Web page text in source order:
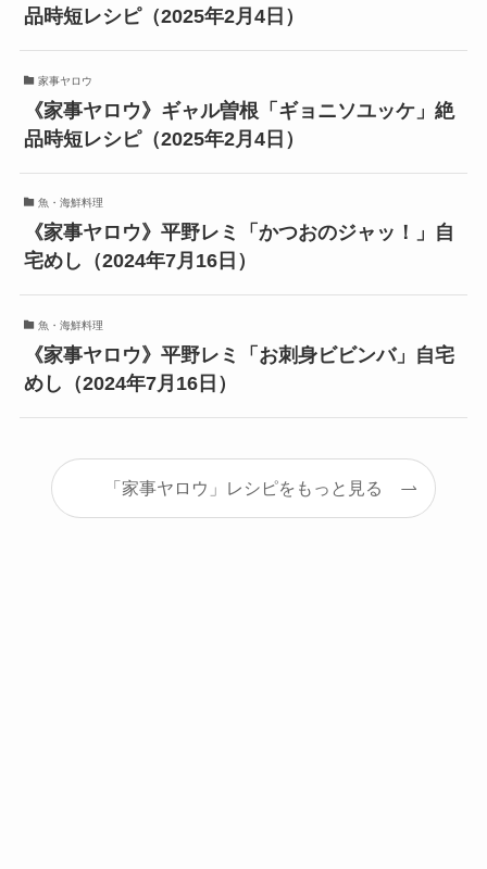
品時短レシピ（2025年2月4日）
家事ヤロウ
《家事ヤロウ》ギャル曽根「ギョニソユッケ」絶
品時短レシピ（2025年2月4日）
魚・海鮮料理
《家事ヤロウ》平野レミ「かつおのジャッ！」自
宅めし（2024年7月16日）
魚・海鮮料理
《家事ヤロウ》平野レミ「お刺身ビビンバ」自宅
めし（2024年7月16日）
「家事ヤロウ」レシピをもっと見る